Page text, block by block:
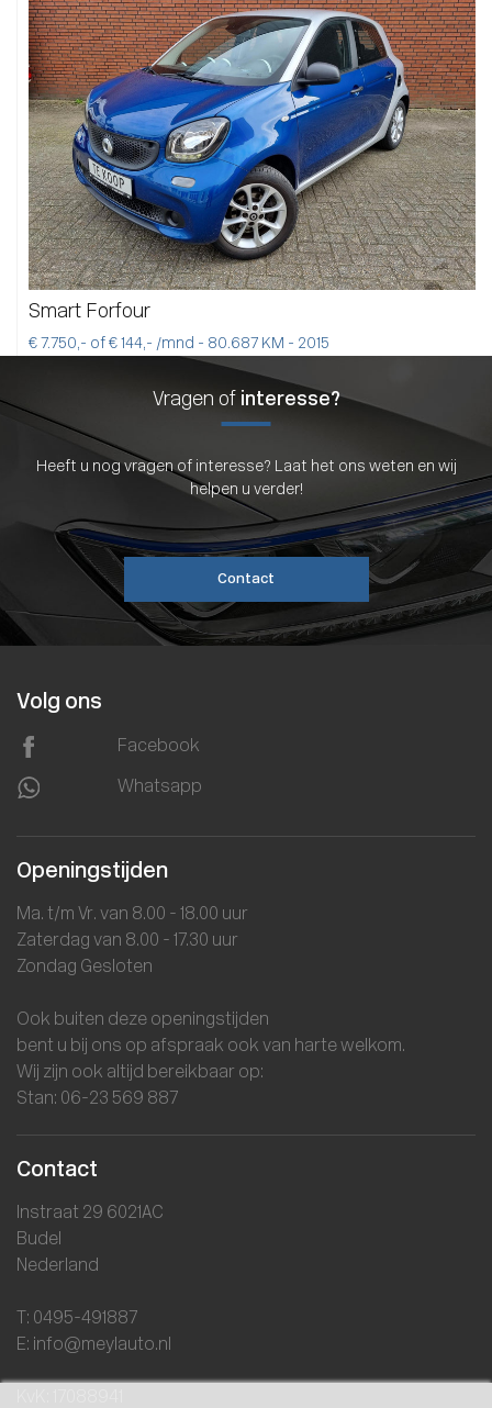
Smart Forfour
€ 7.750,- of € 144,- /mnd - 80.687 KM - 2015
Vragen of interesse?
Heeft u nog vragen of interesse? Laat het ons weten en wij
helpen u verder!
Contact
Volg ons
Facebook
Whatsapp
Openingstijden
Ma. t/m Vr. van 8.00 - 18.00 uur
Zaterdag van 8.00 - 17.30 uur
Zondag Gesloten
Ook buiten deze openingstijden
bent u bij ons op afspraak ook van harte welkom.
Wij zijn ook altijd bereikbaar op:
Stan: 06-23 569 887
Contact
Instraat 29 6021AC
Budel
Nederland
T: 0495-491887
E: info@meylauto.nl